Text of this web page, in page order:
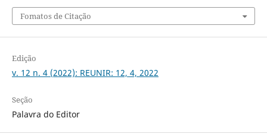
Fomatos de Citação
Edição
v. 12 n. 4 (2022): REUNIR: 12, 4, 2022
Seção
Palavra do Editor